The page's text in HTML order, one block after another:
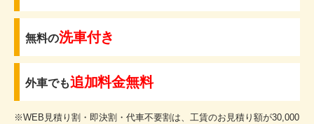
無料の洗車付き
外車でも追加料金無料
※WEB見積り割・即決割・代車不要割は、工賃のお見積り額が30,000